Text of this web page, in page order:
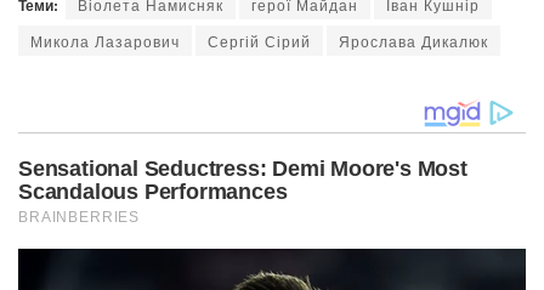
Теми: Віолета Намисняк герої Майдан
Іван Кушнір
Микола Лазарович
Сергій Сірий Ярослава Дикалюк